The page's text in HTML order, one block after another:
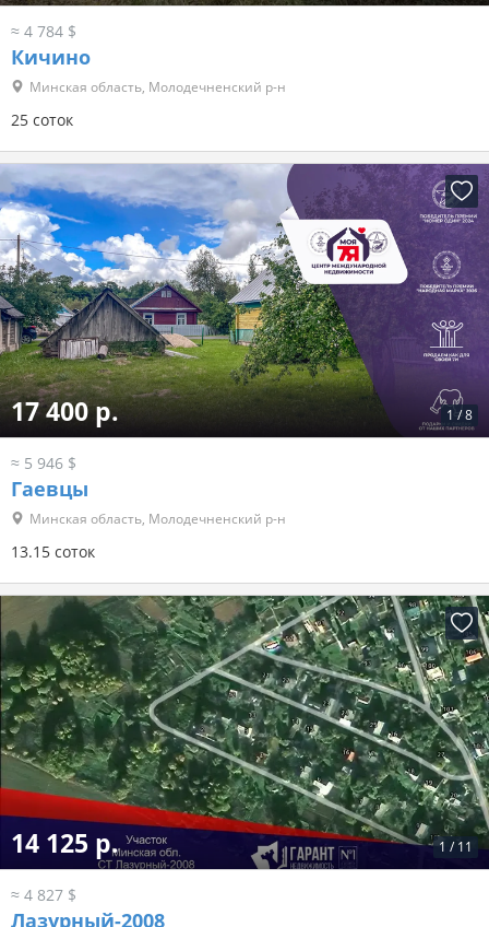
≈ 4 784 $
Кичино
Минская область, Молодечненский р-н
25 соток
1 /8
17 400 р.
≈ 5 946 $
Гаевцы
Минская область, Молодечненский р-н
13.15 соток
1 / 11
14 125 р.
≈ 4 827 $
Лазурный-2008